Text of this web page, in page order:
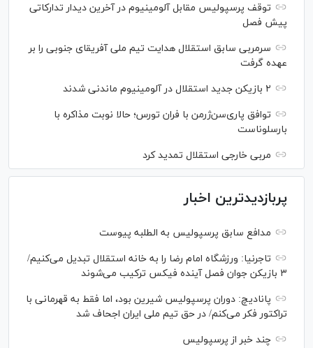
توقف پرسپولیس مقابل آلومینیوم در آخرین دیدار تدارکاتی
پیش فصل
سرمربی سابق استقلال هدایت تیم ملی آفریقای جنوبی را بر
عهده گرفت
۲ بازیکن جدید استقلال در آلومینیوم ماندنی شدند
توافق پاری‌سن‌ژرمن با فران تورس؛ حالا نوبت مذاکره با
بارسلوناست
مربی خارجی استقلال تمدید کرد
پربازدیدترین اخبار
مدافع سابق پرسپولیس به الطلبه پیوست
تاجرنیا: ورزشگاه امام رضا را به خانه استقلال تبدیل می‌کنیم/
۳ بازیکن جوان فصل آینده فیکس ترکیب می‌شوند
پانادیچ: دوران پرسپولیس شیرین بود، اما فقط به قهرمانی با
تراکتور فکر می‌کنم/ در حق تیم ملی ایران اجحاف شد
چند خبر از پرسپولیس